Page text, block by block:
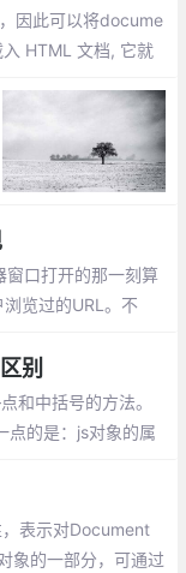
因此可以将docume
HTML 文档, 它就
口打开的那一刻算
览过的URL。不
别
中括号的方法。
点的是：js对象的属
表示对Document
象的一部分，可通过